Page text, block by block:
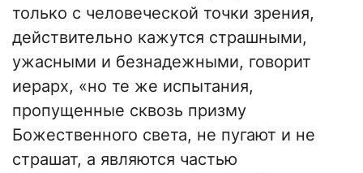
только с человеческой точки зрения,
действительно кажутся страшными,
ужасными и безнадежными, говорит
иерарх, «но те же испытания,
пропущенные сквозь призму
Божественного света, не пугают и не
страшат, а являются частью